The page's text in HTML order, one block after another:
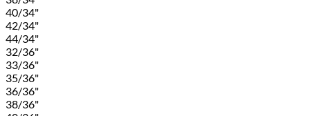
40/34"
42/34"
44/34"
32/36"
33/36"
35/36"
36/36"
38/36"